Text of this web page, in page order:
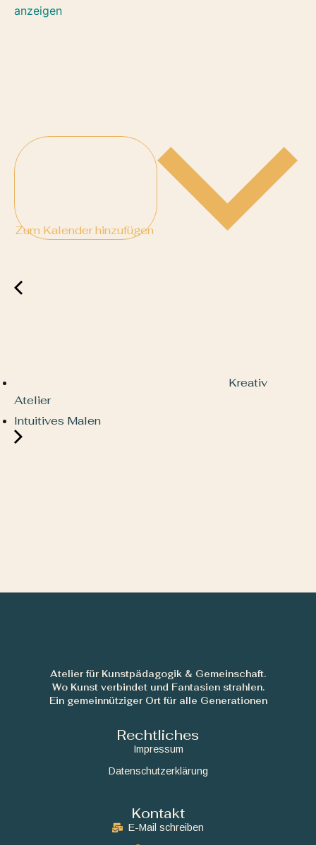
anzeigen
Zum Kalender hinzufügen
Kreativ
Atelier
Intuitives Malen
Atelier für Kunstpädagogik & Gemeinschaft.
Wo Kunst verbindet und Fantasien strahlen.
Ein gemeinnütziger Ort für alle Generationen
Rechtliches
Impressum
Datenschutzerklärung
Kontakt
E-Mail schreiben